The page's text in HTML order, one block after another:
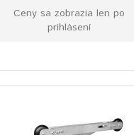
Ceny sa zobrazia len po
prihlásení